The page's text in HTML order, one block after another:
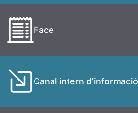
Face
Canal intern d’informació